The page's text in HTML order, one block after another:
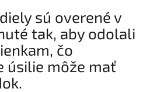
sú overené v
tak, aby odolali
čo
úsilie môže mať